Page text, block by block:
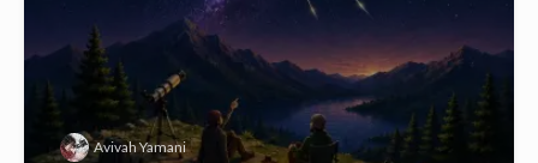
Avivah Yamani